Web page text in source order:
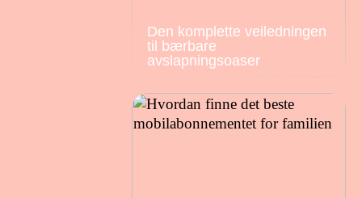
Den komplette veiledningen
til bærbare
avslapningsoaser